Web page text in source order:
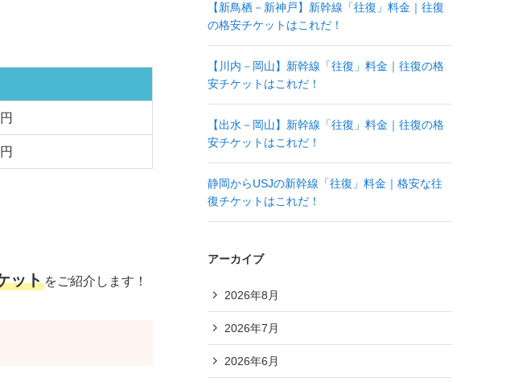
ット をご紹介します！
【新鳥栖－新神戸】新幹線「往復」料金｜往復
の格安チケットはこれだ！
【川内－岡山】新幹線「往復」料金｜往復の格
安チケットはこれだ！
【出水－岡山】新幹線「往復」料金｜往復の格
安チケットはこれだ！
静岡からUSJの新幹線「往復」料金｜格安な往
復チケットはこれだ！
アーカイブ
2026年8月
2026年7月
2026年6月